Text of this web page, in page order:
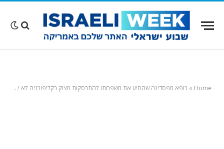
Home
» רופא מפסדינה שהסיע את משפחתו להתרסקות מצוק בקליפורניה לא יעמוד למשפט פלילי – ויטופל במוסדות לבריאות הנפש